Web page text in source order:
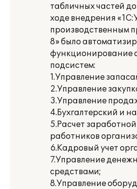
табличных частей
ходе внедрения
производственным
8» было
функционирование
подсистем:
1.Управление
2.Управление
3.Управление
4.Бухгалтерский и
5.Расчет
работников
6.Кадровый учет
7.Управление
средствами;
8.Управление